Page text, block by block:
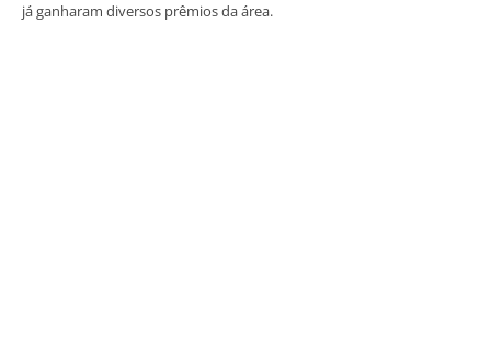
já ganharam diversos prêmios da área.